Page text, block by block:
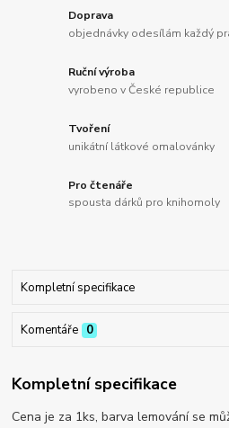
Doprava
objednávky odesílám každý
Ruční výroba
vyrobeno v České republice
Tvoření
unikátní látkové omalovánky
Pro čtenáře
spousta dárků pro knihomoly
Kompletní specifikace
Komentáře 0
Kompletní specifikace
Cena je za 1ks, barva lemování se